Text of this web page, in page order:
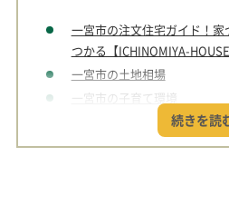
一宮市の注文住宅ガイド！
つかる【ICHINOMIYA-HOUSE
一宮市の土地相場
一宮市の子育て環境
一宮市周辺の住環境は？
一宮市で受けられる住宅補助